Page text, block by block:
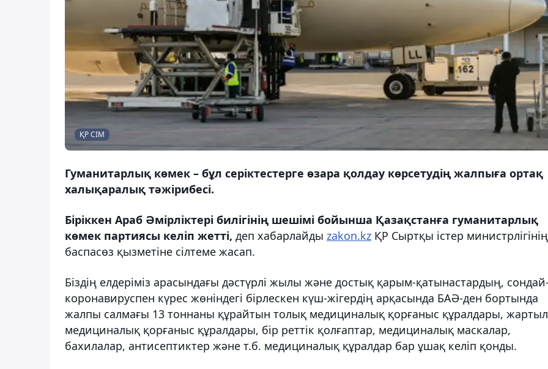
ҚР СІМ
Гуманитарлық көмек – бұл серіктестерге өзара қолдау көрсетудің жалпыға ортақ
халықаралық тәжірибесі.
Біріккен Араб Әмірліктері билігінің шешімі бойынша Қазақстанға гуманитарлық
көмек партиясы келіп жетті, деп хабарлайды zakon.kz ҚР Сыртқы істер министрлігінің
баспасөз қызметіне сілтеме жасап.
Біздің елдеріміз арасындағы дәстүрлі жылы және достық қарым-қатынастардың,
коронавируспен күрес жөніндегі бірлескен күш-жігердің арқасында БАӘ-ден бортында
жалпы салмағы 13 тоннаны құрайтын толық медициналық қорғаныс құралдары,
медициналық қорғаныс құралдары, бір реттік қолғаптар, медициналық маскалар,
бахилалар, антисептиктер және т.б. медициналық құралдар бар ұшақ келіп қонды.